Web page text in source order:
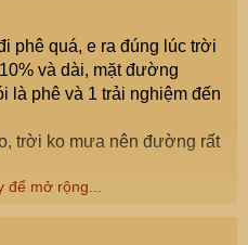
phê quá, e ra đúng lúc trời
và dài, mặt đường
là phê và 1 trải nghiệm đến
trời ko mưa nên đường rất
để mở rộng...